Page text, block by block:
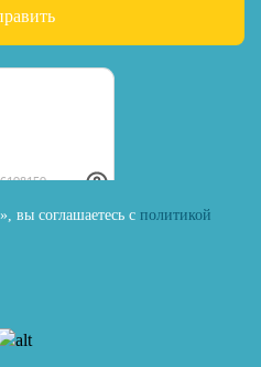
вы соглашаетесь с политикой